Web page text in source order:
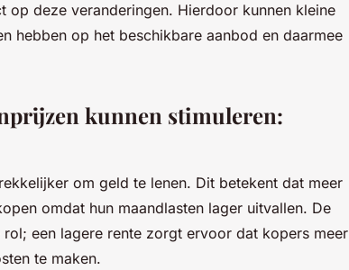
op deze veranderingen. Hierdoor kunnen kleine
hebben op het beschikbare aanbod en daarmee
kunnen stimuleren:
om geld te lenen. Dit betekent dat meer
omdat hun maandlasten lager uitvallen. De
een lagere rente zorgt ervoor dat kopers meer
te maken.